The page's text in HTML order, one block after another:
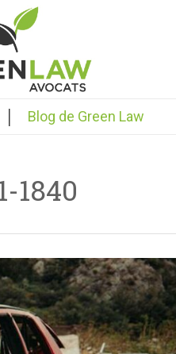
| Blog de Green Law
1840